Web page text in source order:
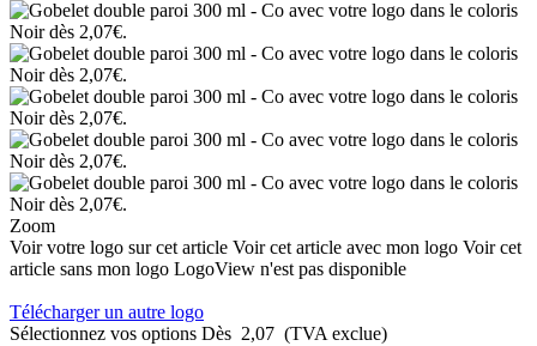
Zoom
Voir votre logo sur cet article Voir cet article avec mon logo Voir cet
article sans mon logo LogoView n'est pas disponible
Télécharger un autre logo
Sélectionnez vos options Dès 2,07 (TVA exclue)